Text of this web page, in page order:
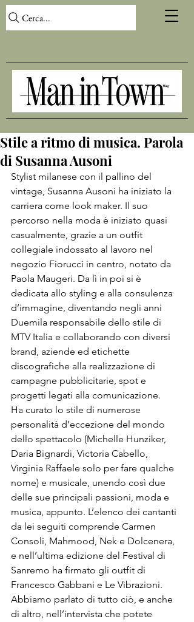
Cerca...
Stile a ritmo di musica. Parola
di Susanna Ausoni
Stylist milanese con il pallino del
vintage, Susanna Ausoni ha iniziato la
carriera come look maker. Il suo
percorso nella moda è iniziato quasi
casualmente, grazie a un outfit
collegiale indossato al lavoro nel
negozio Fiorucci in centro, notato da
Paola Maugeri. Da lì in poi si è
dedicata allo styling e alla consulenza
d’immagine, diventando negli anni
Duemila responsabile dello stile di
MTV Italia e collaborando con diversi
brand, aziende ed etichette
discografiche alla realizzazione di
campagne pubblicitarie, spot e
progetti legati alla comunicazione.
Ha curato lo stile di numerose
personalità d’eccezione del mondo
dello spettacolo (Michelle Hunziker,
Daria Bignardi, Victoria Cabello,
Virginia Raffaele solo per fare qualche
nome) e musicale, unendo così due
delle sue principali passioni, moda e
musica, appunto. L’elenco dei cantanti
da lei seguiti comprende Carmen
Consoli, Mahmood, Nek e Dolcenera,
e nell’ultima edizione del Festival di
Sanremo ha firmato gli outfit di
Francesco Gabbani e Le Vibrazioni.
Abbiamo parlato di tutto ciò, e anche
di altro, nell’intervista che potete